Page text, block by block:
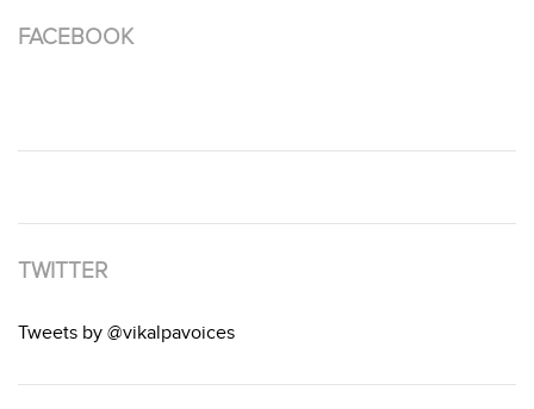
FACEBOOK
TWITTER
Tweets by @vikalpavoices